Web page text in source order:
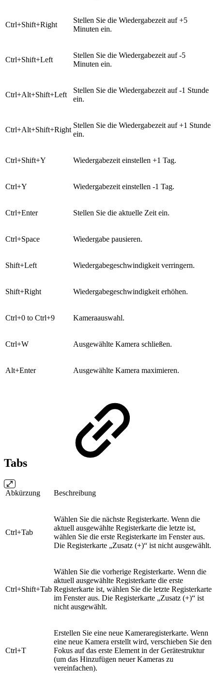
Ctrl+Shift+Right
Stellen Sie die Wiedergabezeit auf +5
Minuten ein.
Ctrl+Shift+Left
Stellen Sie die Wiedergabezeit auf -5
Minuten ein.
Ctrl+Alt+Shift+Left
Stellen Sie die Wiedergabezeit auf -1 Stunde
ein.
Ctrl+Alt+Shift+Right
Stellen Sie die Wiedergabezeit auf +1 Stunde
ein.
Ctrl+Shift+Y Wiedergabezeit einstellen +1 Tag.
Ctrl+Y Wiedergabezeit einstellen -1 Tag.
Ctrl+Enter Stellen Sie die aktuelle Zeit ein.
Ctrl+Space Wiedergabe pausieren.
Shift+Left Wiedergabegeschwindigkeit verringern.
Shift+Right Wiedergabegeschwindigkeit erhöhen.
Ctrl+0 to Ctrl+9 Kameraauswahl.
Ctrl+W Ausgewählte Kamera schließen.
Alt+Enter Ausgewählte Kamera maximieren.
Tabs
Abkürzung Beschreibung
Ctrl+Tab
Wählen Sie die nächste Registerkarte. Wenn die
aktuell ausgewählte Registerkarte die letzte ist,
wählen Sie die erste Registerkarte im Fenster aus.
Die Registerkarte „Zusatz (+)“ ist nicht ausgewählt.
Ctrl+Shift+Tab
Wählen Sie die vorherige Registerkarte. Wenn die
aktuell ausgewählte Registerkarte die erste
Registerkarte ist, wählen Sie die letzte Registerkarte
im Fenster aus. Die Registerkarte „Zusatz (+)“ ist
nicht ausgewählt.
Ctrl+T
Erstellen Sie eine neue Kameraregisterkarte. Wenn
eine neue Kamera erstellt wird, verschieben Sie den
Fokus auf das erste Element in der Gerätestruktur
(um das Hinzufügen neuer Kameras zu
vereinfachen).